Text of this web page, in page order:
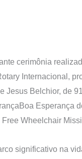
cerimônia
Internacional,
Jesus Belchior, de
Esperança
Wheelchair
significativo na